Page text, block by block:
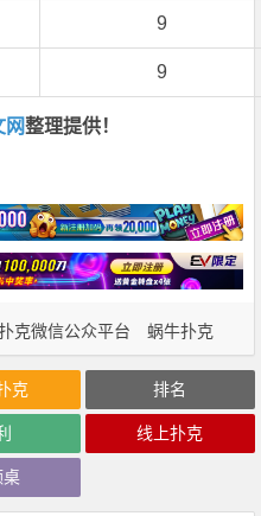
克微信公众平台
蜗牛扑克
9
9
网整理提供！
克 排名
线上扑克
桌